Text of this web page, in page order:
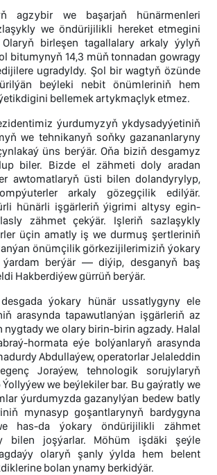
agzybir we başarjaň hünärmenleri
we öndürijilikli hereket etmegini
birleşen tagallalary arkaly ýylyň
bitumynyň 14,3 müň tonnadan gowragy
ugradyldy. Şol bir wagtyň özünde
beýleki nebit önümleriniň hem
bellemek artykmaçlyk etmez.
ýurdumyzyň ykdysadyýetiniň
we tehnikanyň soňky gazananlaryny
üns berýär. Oňa biziň desgamyz
biler. Bizde el zähmeti doly aradan
awtomatlaryň üsti bilen dolandyrylyp,
arkaly gözegçilik edilýär.
hünärli işgärleriň ýigrimi altysy egin-
zähmet çekýär. Işleriň sazlaşykly
üçin amatly iş we durmuş şertleriniň
önümçilik görkezijilerimiziň ýokary
ýardam berýär — diýip, desganyň baş
Hakberdiýew gürrüň berýär.
ýokary hünär ussatlygyny ele
arasynda tapawutlanýan işgärleriň az
we olary birin-birin agzady. Halal
hormata eýe bolýanlaryň arasynda
Abdullaýew, operatorlar Jelaleddin
Joraýew, tehnologik sorujylaryň
we beýlekiler bar. Bu gaýratly we
ýurdumyzda gazanylýan bedew batly
mynasyp goşantlarynyň bardygyna
has-da ýokary öndürijilikli zähmet
bilen joşýarlar. Möhüm işdäki şeýle
olaryň şanly ýylda hem belent
bolan ynamy berkidýär.